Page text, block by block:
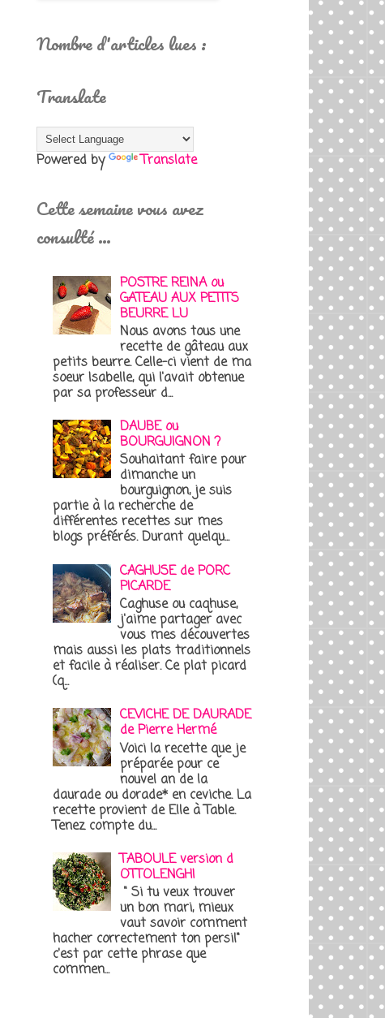
Nombre d'articles lues :
Translate
Powered by Translate
Cette semaine vous avez
consulté …
POSTRE REINA ou
GATEAU AUX PETITS
BEURRE LU
Nous avons tous une
recette de gâteau aux
petits beurre. Celle-ci vient de ma
soeur Isabelle, qui l'avait obtenue
par sa professeur d...
DAUBE ou
BOURGUIGNON ?
Souhaitant faire pour
dimanche un
bourguignon, je suis
partie à la recherche de
différentes recettes sur mes
blogs préférés. Durant quelqu...
CAGHUSE de PORC
PICARDE
Caghuse ou caqhuse,
j'aime partager avec
vous mes découvertes
mais aussi les plats traditionnels
et facile à réaliser. Ce plat picard
(q...
CEVICHE DE DAURADE
de Pierre Hermé
Voici la recette que je
préparée pour ce
nouvel an de la
daurade ou dorade* en ceviche. La
recette provient de Elle à Table.
Tenez compte du...
TABOULE version d
OTTOLENGHI
" Si tu veux trouver
un bon mari, mieux
vaut savoir comment
hacher correctement ton persil"
c'est par cette phrase que
commen...